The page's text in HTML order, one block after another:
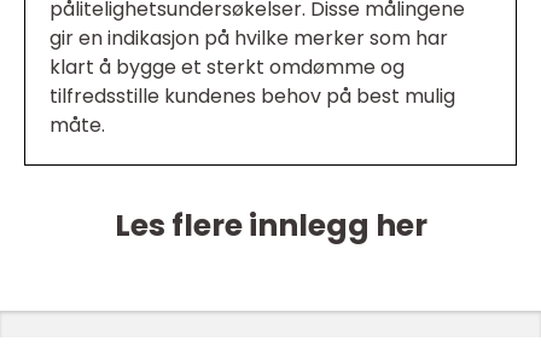
pålitelighetsundersøkelser. Disse målingene
gir en indikasjon på hvilke merker som har
klart å bygge et sterkt omdømme og
tilfredsstille kundenes behov på best mulig
måte.
Les flere innlegg her